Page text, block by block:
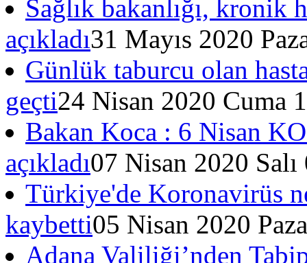
Sağlık bakanlığı, kronik
açıkladı31 Mayıs 2020
Günlük taburcu olan hasta
geçti24 Nisan 2020 Cuma
Bakan Koca : 6 Nisan
açıkladı07 Nisan 2020 Salı
Türkiye'de Koronavirüs
kaybetti05 Nisan 2020
Adana Valiliği’nden Tabip